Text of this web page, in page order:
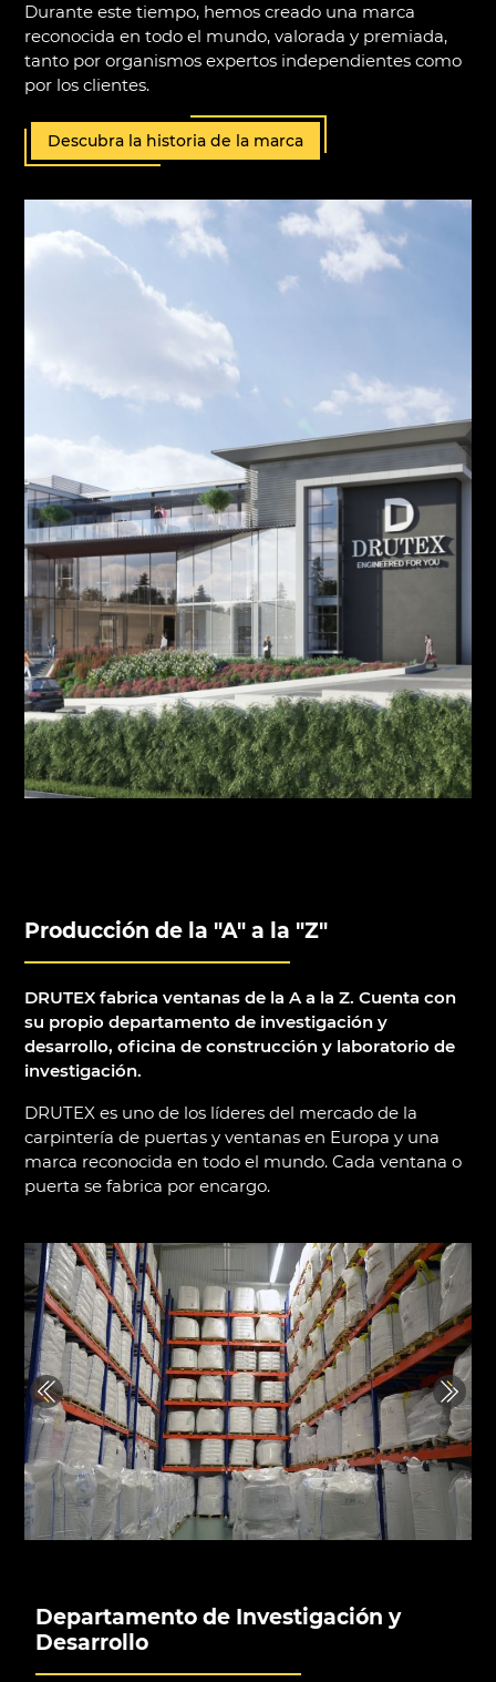
Durante este tiempo, hemos creado una marca
reconocida en todo el mundo, valorada y premiada,
tanto por organismos expertos independientes como
por los clientes.
Descubra la historia de la marca
Producción de la "A" a la "Z"
DRUTEX fabrica ventanas de la A a la Z. Cuenta con
su propio departamento de investigación y
desarrollo, oficina de construcción y laboratorio de
investigación.
DRUTEX es uno de los líderes del mercado de la
carpintería de puertas y ventanas en Europa y una
marca reconocida en todo el mundo. Cada ventana o
puerta se fabrica por encargo.
Previous Next
Departamento de Investigación y
Desarrollo